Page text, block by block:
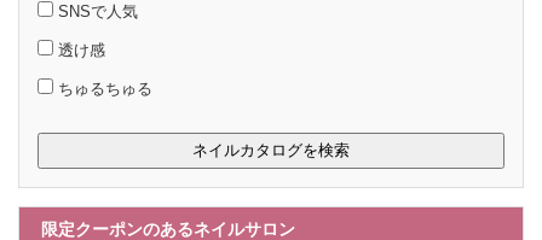
SNSで人気
透け感
ちゅるちゅる
限定クーポンのあるネイルサロン